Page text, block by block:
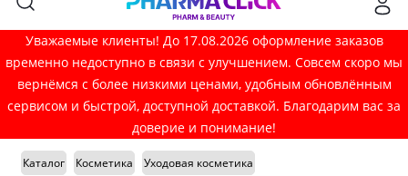
Уважаемые клиенты! До 17.08.2026 оформление заказов
временно недоступно в связи с улучшением. Совсем скоро мы
вернёмся с более низкими ценами, удобным обновлённым
сервисом и быстрой, доступной доставкой. Благодарим вас за
доверие и понимание!
Каталог Косметика
Уходовая косметика